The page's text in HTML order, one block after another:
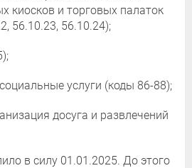
киосков и торговых палаток
56.10.23, 56.10.24);
услуги (коды 86-88);
досуга и развлечений
в силу 01.01.2025. До этого